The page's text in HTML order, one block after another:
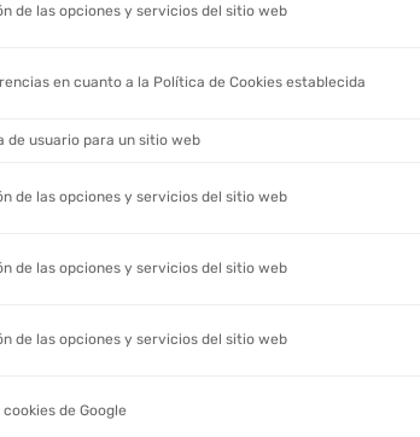
de las opciones y servicios del sitio web
en cuanto a la Política de Cookies establecida
de usuario para un sitio web
de las opciones y servicios del sitio web
de las opciones y servicios del sitio web
de las opciones y servicios del sitio web
de Google